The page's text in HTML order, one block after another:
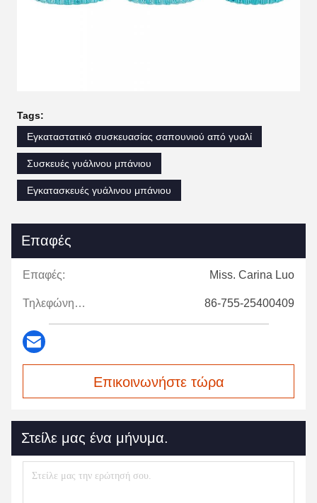
Tags:
Εγκαταστατικό συσκευασίας σαπουνιού από γυαλί
Συσκευές γυάλινου μπάνιου
Εγκατασκευές γυάλινου μπάνιου
Επαφές
Επαφές: Miss. Carina Luo
Τηλεφώνημα: 86-755-25400409
Επικοινωνήστε τώρα
Στείλε μας ένα μήνυμα.